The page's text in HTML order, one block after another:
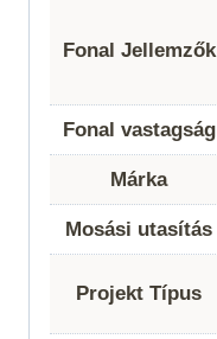
Fonal Jellemzők
Fonal vastagság
Márka
Mosási utasítás
Projekt Típus